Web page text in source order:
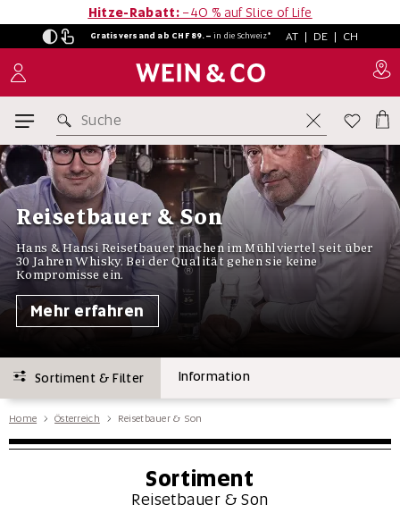
Hitze-Rabatt: −40 % auf Slice of Life
Gratisversand ab CHF 89.– in die Schweiz* AT | DE | CH
Suche
Reisetbauer & Son
Hans & Hansi Reisetbauer machen im Mühlviertel seit über
30 Jahren Whisky. Bei der Qualität gehen sie keine
Kompromisse ein.
Mehr erfahren
Sortiment & Filter Information
Home Österreich Reisetbauer & Son
Sortiment
Reisetbauer & Son